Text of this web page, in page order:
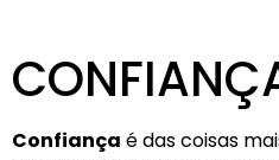
Confiança é das coisas